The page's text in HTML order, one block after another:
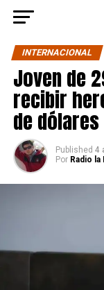
INTERNACIONAL
Joven de
recibir
de dólares
Published 4
Por Radio la